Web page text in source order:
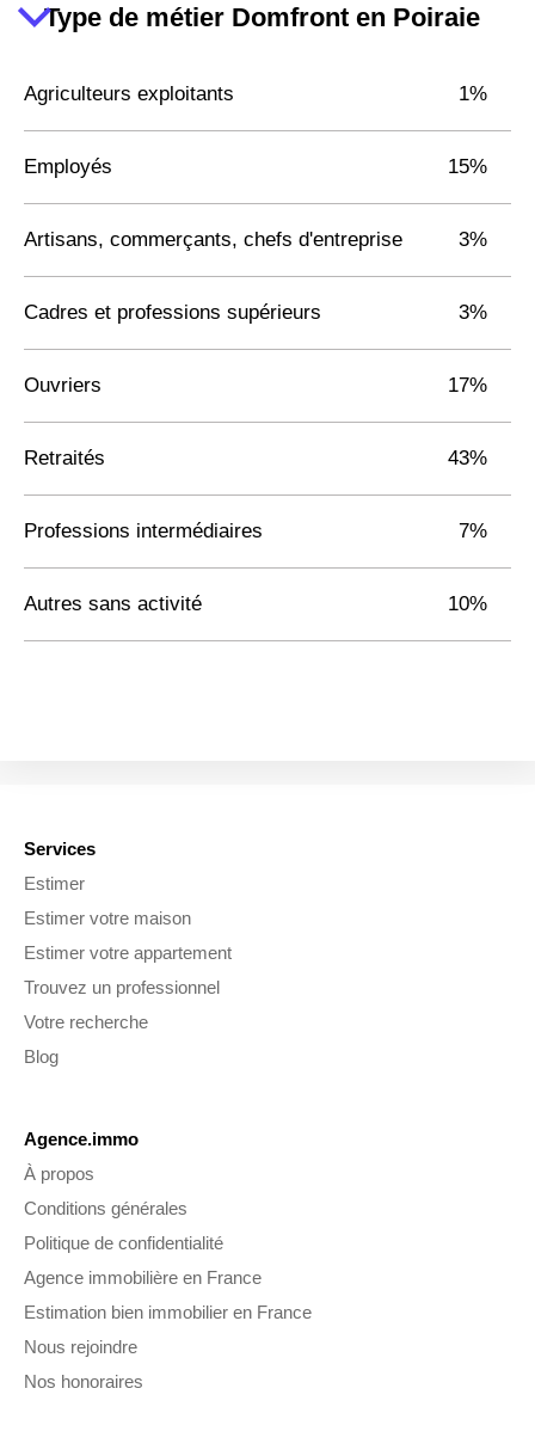
Type de métier Domfront en Poiraie
Agriculteurs exploitants 1%
Employés 15%
Artisans, commerçants, chefs d'entreprise 3%
Cadres et professions supérieurs 3%
Ouvriers 17%
Retraités 43%
Professions intermédiaires 7%
Autres sans activité 10%
Services
Estimer
Estimer votre maison
Estimer votre appartement
Trouvez un professionnel
Votre recherche
Blog
Agence.immo
À propos
Conditions générales
Politique de confidentialité
Agence immobilière en France
Estimation bien immobilier en France
Nous rejoindre
Nos honoraires